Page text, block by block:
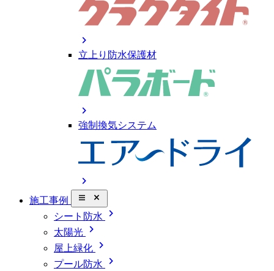
chevron_right
立上り防水保護材
chevron_right
強制換気システム
chevron_right
施工事例 close_small
シート防水 chevron_right
太陽光 chevron_right
屋上緑化 chevron_right
プール防水 chevron_right